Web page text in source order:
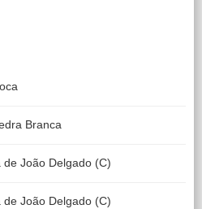
Branca
de João Delgado (C)
de João Delgado (C)